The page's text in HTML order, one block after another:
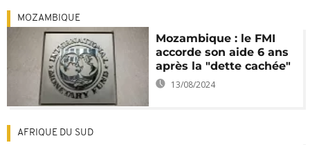
MOZAMBIQUE
Mozambique : le FMI
accorde son aide 6 ans
après la "dette cachée"
13/08/2024
AFRIQUE DU SUD